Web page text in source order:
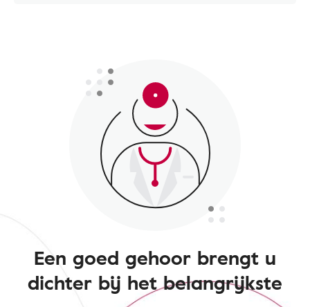
Een goed gehoor brengt u
dichter bij het belangrijkste